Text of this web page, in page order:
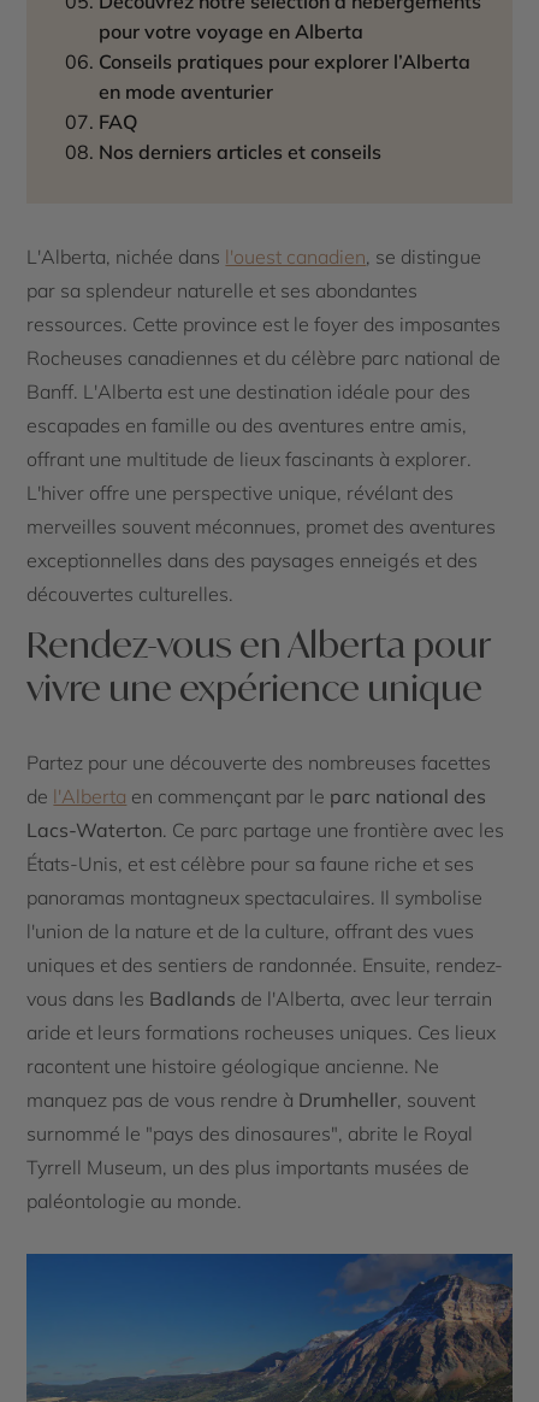
pour votre voyage en Alberta
Conseils pratiques pour explorer l’Alberta
en mode aventurier
FAQ
Nos derniers articles et conseils
L'Alberta, nichée dans l'ouest canadien, se distingue
par sa splendeur naturelle et ses abondantes
ressources. Cette province est le foyer des imposantes
Rocheuses canadiennes et du célèbre parc national de
Banff. L'Alberta est une destination idéale pour des
escapades en famille ou des aventures entre amis,
offrant une multitude de lieux fascinants à explorer.
L'hiver offre une perspective unique, révélant des
merveilles souvent méconnues, promet des aventures
exceptionnelles dans des paysages enneigés et des
découvertes culturelles.
Rendez-vous en Alberta pour
vivre une expérience unique
Partez pour une découverte des nombreuses facettes
de l'Alberta en commençant par le parc national des
Lacs-Waterton. Ce parc partage une frontière avec les
États-Unis, et est célèbre pour sa faune riche et ses
panoramas montagneux spectaculaires. Il symbolise
l'union de la nature et de la culture, offrant des vues
uniques et des sentiers de randonnée. Ensuite, rendez-
vous dans les Badlands de l'Alberta, avec leur terrain
aride et leurs formations rocheuses uniques. Ces lieux
racontent une histoire géologique ancienne. Ne
manquez pas de vous rendre à Drumheller, souvent
surnommé le "pays des dinosaures", abrite le Royal
Tyrrell Museum, un des plus importants musées de
paléontologie au monde.